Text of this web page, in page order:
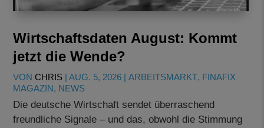
Wirtschaftsdaten August: Kommt
jetzt die Wende?
VONCHRIS |AUG. 5, 2026 |ARBEITSMARKT, FINAFIX
MAGAZIN, NEWS
Die deutsche Wirtschaft sendet überraschend
freundliche Signale – und das, obwohl die Stimmung